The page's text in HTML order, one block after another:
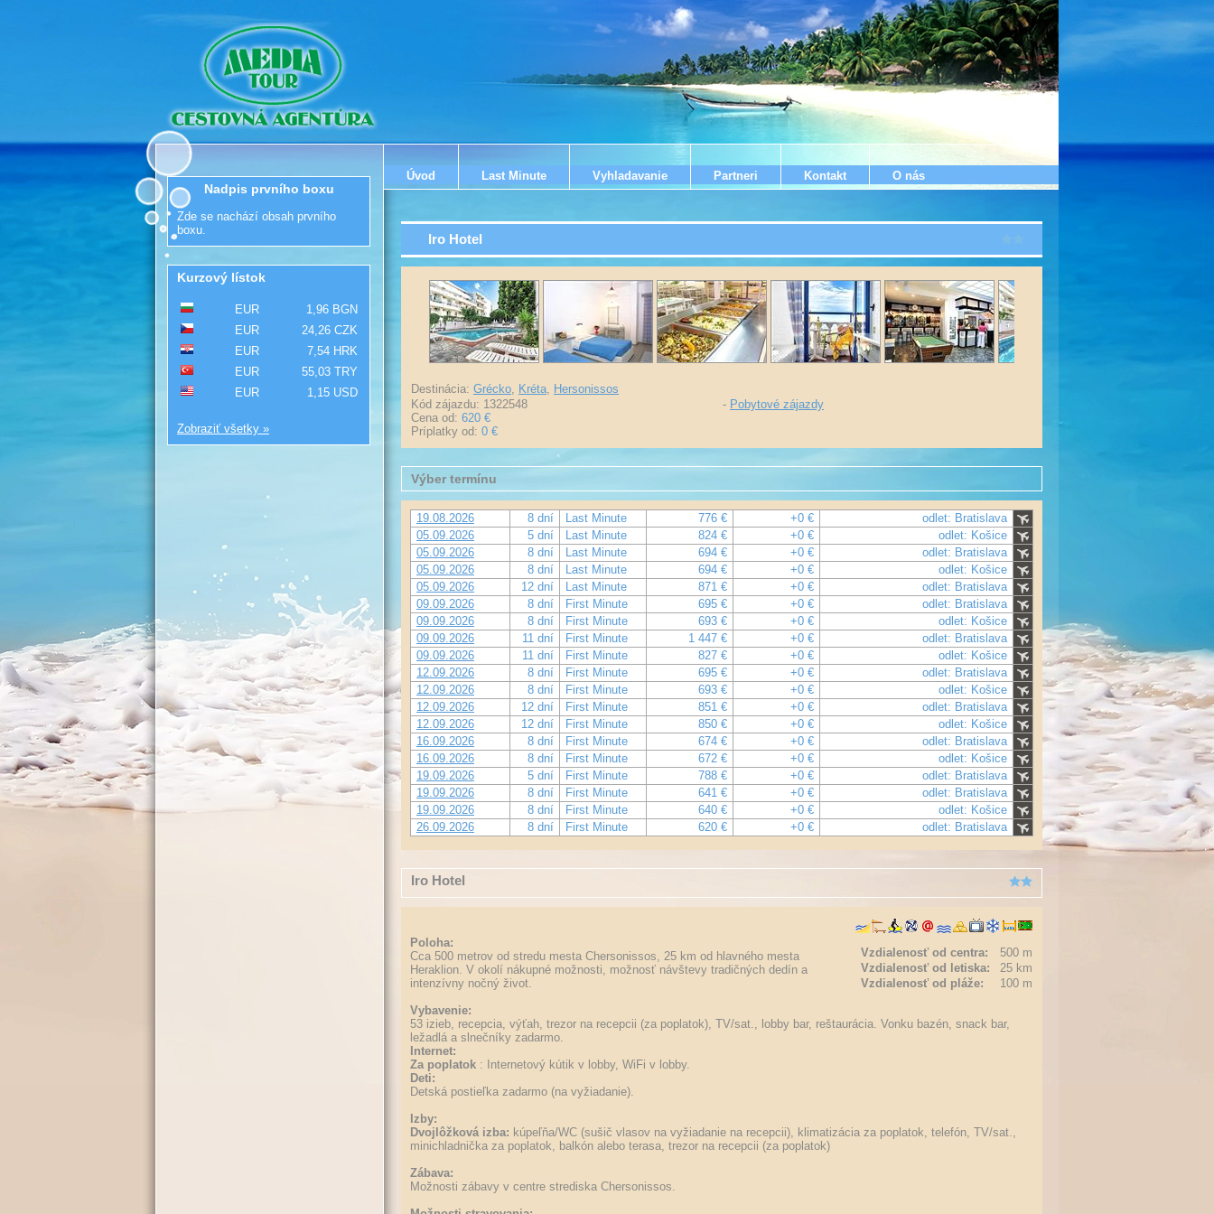
Úvod Last Minute Vyhladavanie Partneri Kontakt O nás
Iro Hotel
Destinácia: Grécko, Kréta, Hersonissos
Kód zájazdu: 1322548
Cena od: 620 €
Príplatky od: 0 €
- Pobytové zájazdy
Výber termínu
19.08.2026 8 dní Last Minute 776 € +0 €
odlet: Bratislava
05.09.2026
5 dní Last Minute 824 € +0 €
odlet: Košice
05.09.2026
8 dní Last Minute 694 € +0 €
odlet: Bratislava
05.09.2026
8 dní Last Minute 694 € +0 €
odlet: Košice
05.09.2026
12 dní Last Minute 871 € +0 €
odlet: Bratislava
09.09.2026
8 dní First Minute 695 € +0 €
odlet: Bratislava
09.09.2026
8 dní First Minute 693 € +0 €
odlet: Košice
09.09.2026
11 dní First Minute 1 447 € +0 €
odlet: Bratislava
09.09.2026
11 dní First Minute 827 € +0 €
odlet: Košice
12.09.2026
8 dní First Minute 695 € +0 €
odlet: Bratislava
12.09.2026
8 dní First Minute 693 € +0 €
odlet: Košice
12.09.2026
12 dní First Minute 851 € +0 €
odlet: Bratislava
12.09.2026
12 dní First Minute 850 € +0 €
odlet: Košice
16.09.2026
8 dní First Minute 674 € +0 €
odlet: Bratislava
16.09.2026
8 dní First Minute 672 € +0 €
odlet: Košice
19.09.2026
5 dní First Minute 788 € +0 €
odlet: Bratislava
19.09.2026
8 dní First Minute 641 € +0 €
odlet: Bratislava
19.09.2026
8 dní First Minute 640 € +0 €
odlet: Košice
26.09.2026
8 dní First Minute 620 € +0 € odlet: Bratislava
Iro Hotel
Vzdialenosť od centra:
500 m
Vzdialenosť od letiska:
25 km
Vzdialenosť od pláže:
100 m
Poloha:
Cca 500 metrov od stredu mesta Chersonissos, 25 km od hlavného mesta
Heraklion. V okolí nákupné možnosti, možnosť návštevy tradičných dedín a
intenzívny nočný život.
Vybavenie:
53 izieb, recepcia, výťah, trezor na recepcii (za poplatok), TV/sat., lobby bar, reštaurácia. Vonku bazén, snack bar,
ležadlá a slnečníky zadarmo.
Internet:
Za poplatok : Internetový kútik v lobby, WiFi v lobby.
Deti:
Detská postieľka zadarmo (na vyžiadanie).
Izby:
Dvojlôžková izba: kúpeľňa/WC (sušič vlasov na vyžiadanie na recepcii), klimatizácia za poplatok, telefón, TV/sat.,
minichladnička za poplatok, balkón alebo terasa, trezor na recepcii (za poplatok)
Zábava:
Možnosti zábavy v centre strediska Chersonissos.
Nadpis prvního boxu
Zde se nachází obsah prvního
boxu.
Kurzový lístok
EUR
1,96 BGN
EUR
24,26 CZK
EUR
7,54 HRK
EUR
55,03 TRY
EUR
1,15 USD
Zobraziť všetky »